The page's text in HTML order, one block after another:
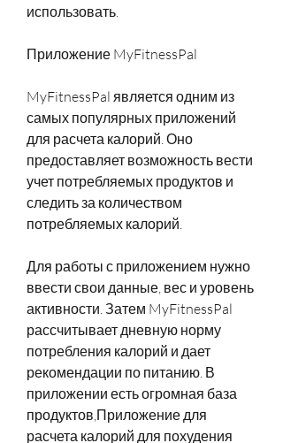
использовать.
Приложение MyFitnessPal
MyFitnessPal является одним из
самых популярных приложений
для расчета калорий. Оно
предоставляет возможность вести
учет потребляемых продуктов и
следить за количеством
потребляемых калорий.
Для работы с приложением нужно
ввести свои данные, вес и уровень
активности. Затем MyFitnessPal
рассчитывает дневную норму
потребления калорий и дает
рекомендации по питанию. В
приложении есть огромная база
продуктов,Приложение для
расчета калорий для похудения